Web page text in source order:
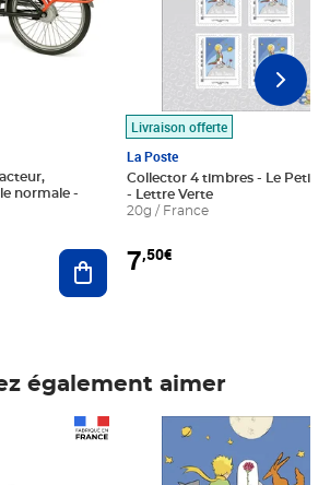
Ajouter au panier
Livraison offerte
La Poste
Collector 4 timbres - Le Petit
- Lettre Verte
20g / France
7,50€
également aimer
Prix 7,50€